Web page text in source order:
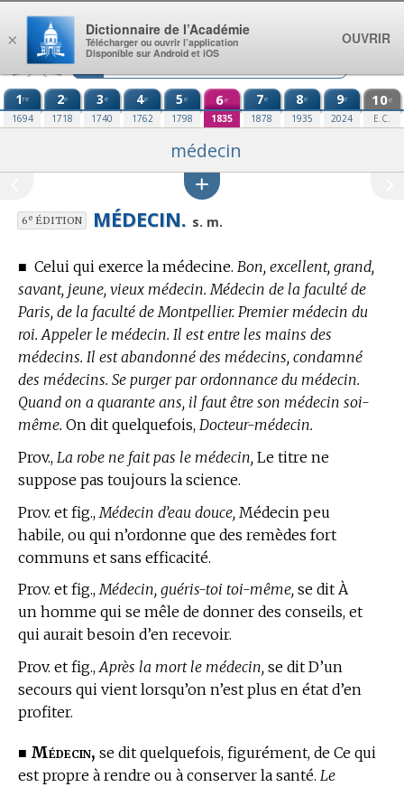
Aller au contenu
1re
1694
2e
1718
3e
1740
4e
1762
5e
1798
6e
1835
7e
1878
8e
1935
9e
2024
10e
E.C.
médecin
6eÉDITION MÉDECIN. s. m.
■ Celui qui exerce la médecine. Bon, excellent, grand,
savant, jeune, vieux médecin. Médecin de la faculté de
Paris, de la faculté de Montpellier. Premier médecin du
roi. Appeler le médecin. Il est entre les mains des
médecins. Il est abandonné des médecins, condamné
des médecins. Se purger par ordonnance du médecin.
Quand on a quarante ans, il faut être son médecin soi-
même. On dit quelquefois, Docteur-médecin.
Prov., La robe ne fait pas le médecin, Le titre ne
suppose pas toujours la science.
Prov. et fig., Médecin d’eau douce, Médecin peu
habile, ou qui n’ordonne que des remèdes fort
communs et sans efficacité.
Prov. et fig.,Médecin, guéris-toi toi-même, se dit À
un homme qui se mêle de donner des conseils, et
qui aurait besoin d’en recevoir.
Prov. et fig., Après la mort le médecin, se dit D’un
secours qui vient lorsqu’on n’est plus en état d’en
profiter.
■ Médecin, se dit quelquefois, figurément, de Ce qui
est propre à rendre ou à conserver la santé. Le
×
Dictionnaire de l’Académie
Télécharger ou ouvrir l’application
Disponible sur Android et iOS
OUVRIR